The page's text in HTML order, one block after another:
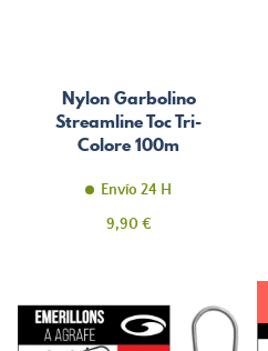
Nylon Garbolino
Streamline Toc Tri-
Colore 100m
Envío 24 H
Precio
9,90 €